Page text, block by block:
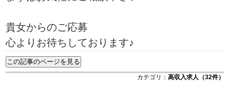
貴女からのご応募
心よりお待ちしております♪
カテゴリ： 高収入求人（32件）